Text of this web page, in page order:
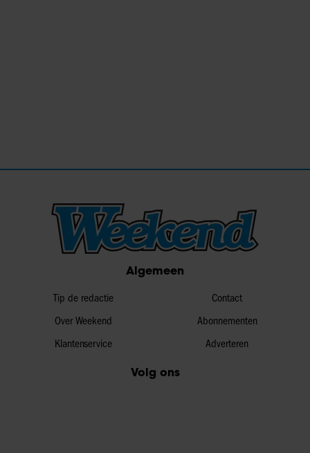
Algemeen
Tip de redactie
Over Weekend
Klantenservice
Contact
Abonnementen
Adverteren
Volg ons